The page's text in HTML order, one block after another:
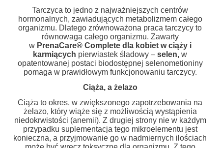
Tarczyca to jedno z najważniejszych centrów
hormonalnych, zawiadujących metabolizmem całego
organizmu. Dlatego zrównoważona praca tarczycy to
równowaga całego organizmu. Zawarty
w PrenaCare® Complete dla kobiet w ciąży i
karmiących pierwiastek śladowy – selen, w
opatentowanej postaci biodostępnej selenometioniny
pomaga w prawidłowym funkcjonowaniu tarczycy.
Ciąża, a żelazo
Ciąża to okres, w zwiększonego zapotrzebowania na
żelazo, który wiąże się z możliwością wystąpienia
niedokrwistości (anemii). Z drugiej strony nie w każdym
przypadku suplementacja tego mikroelementu jest
konieczna, a przyjmowanie go w nadmiernych ilościach